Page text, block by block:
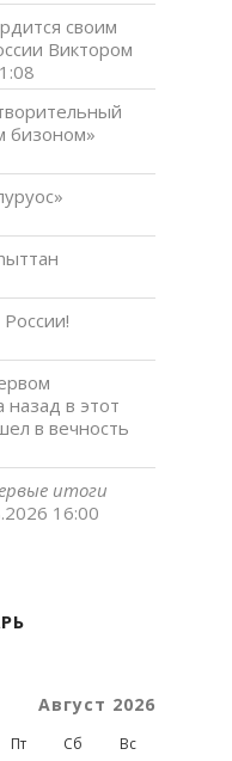
своим
Виктором
бизоном»
в этот
в вечность
итоги
16:00
Август 2026
Пт Сб Вс